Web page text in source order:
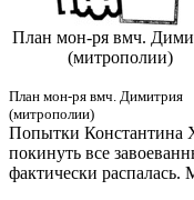
План мон-ря вмч.
(митрополии)
План мон-ря вмч. Димитрия
(митрополии)
Попытки Константина
покинуть все
фактически распалась.